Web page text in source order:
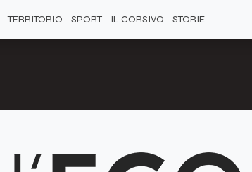
TERRITORIO SPORT IL CORSIVO STORIE